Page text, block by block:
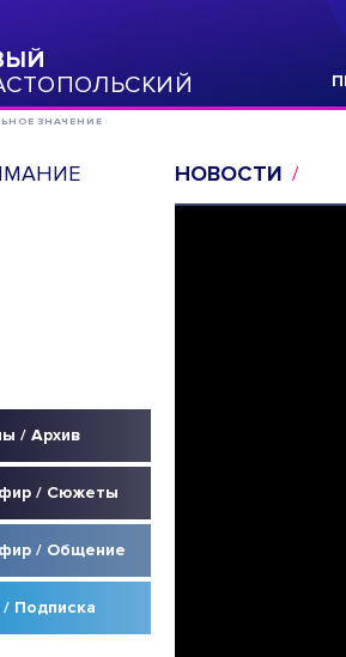
ЗНАЧЕНИЕ
/ Архив
/ Сюжеты
/ Общение
Подписка
НОВОСТИ